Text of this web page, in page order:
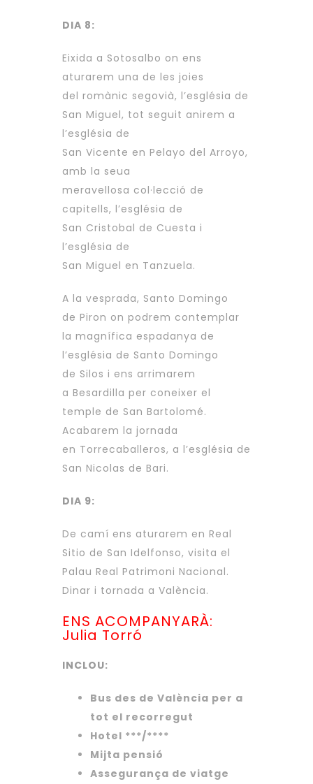
DIA 8:
Eixida a Sotosalbo on ens
aturarem una de les joies
del romànic segovià, l’església de
San Miguel, tot seguit anirem a
l’església de
San Vicente en Pelayo del Arroyo,
amb la seua
meravellosa col·lecció de
capitells, l’església de
San Cristobal de Cuesta i
l’església de
San Miguel en Tanzuela.
A la vesprada, Santo Domingo
de Piron on podrem contemplar
la magnífica espadanya de
l’església de Santo Domingo
de Silos i ens arrimarem
a Besardilla per coneixer el
temple de San Bartolomé.
Acabarem la jornada
en Torrecaballeros, a l’església de
San Nicolas de Bari.
DIA 9:
De camí ens aturarem en Real
Sitio de San Idelfonso, visita el
Palau Real Patrimoni Nacional.
Dinar i tornada a València.
ENS ACOMPANYARÀ:
Julia Torró
INCLOU:
Bus des de València per a
tot el recorregut
Hotel ***/****
Mijta pensió
Assegurança de viatge